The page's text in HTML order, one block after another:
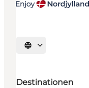
Sprache auswählen
Destinationen